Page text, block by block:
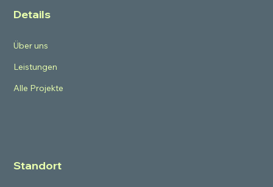
Details
Über uns
Leistungen
Alle Projekte
Standort